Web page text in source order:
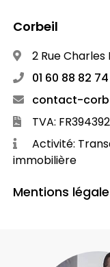
Corbeil
2 Rue Charles
01 60 88 82 74
contact-
TVA:
Activité:
immobilière
Mentions